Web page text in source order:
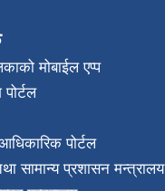
मोबाईल एप्प
पोर्टल
सामान्य प्रशासन मन्त्रालय